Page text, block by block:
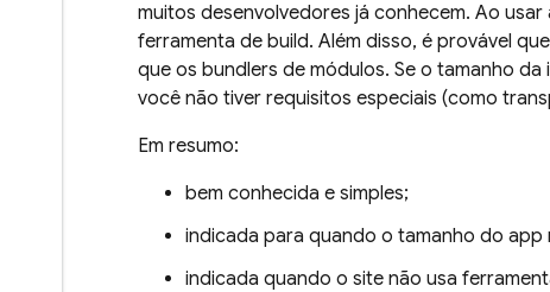
muitos desenvolvedores já conhecem. Ao
ferramenta de build. Além disso, é provável
que os bundlers de módulos. Se o tamanho
você não tiver requisitos especiais (como
Em resumo:
bem conhecida e simples;
indicada para quando o tamanho do
indicada quando o site não usa